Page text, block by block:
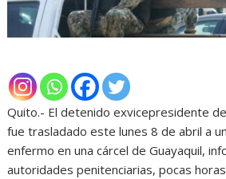
Quito.- El detenido exvicepresidente de
fue trasladado este lunes 8 de abril a
enfermo en una cárcel de Guayaquil,
autoridades penitenciarias, pocas